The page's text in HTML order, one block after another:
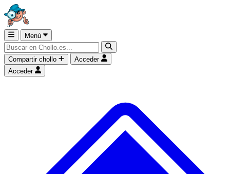
Menú
Compartir chollo
Acceder
Acceder